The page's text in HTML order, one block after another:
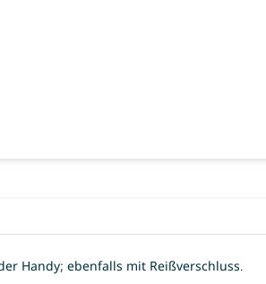
Handy; ebenfalls mit Reißverschluss.